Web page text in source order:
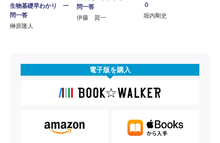
生物基礎早わかり 一
問一答
榊原隆人
問一答
伊藤 賀一
０
堀内剛史
電子版を購入